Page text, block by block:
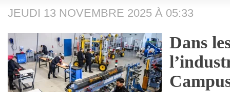
JEUDI 13 NOVEMBRE 2025 À 05:33
Dans